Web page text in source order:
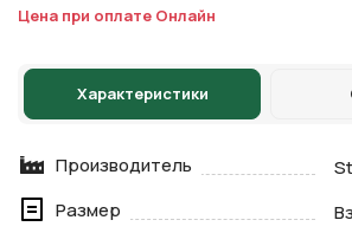
Цена при оплате Онлайн
Характеристики
Производитель
Размер